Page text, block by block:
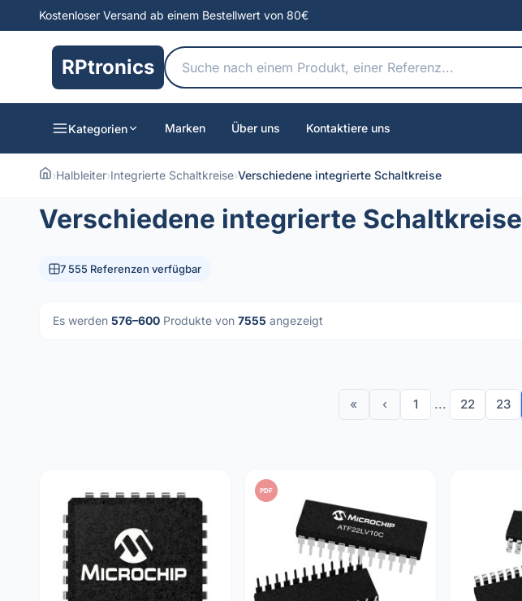
Kostenloser Versand ab einem Bestellwert von 80€
RPtronics
Kategorien Marken Über uns Kontaktiere uns
›Halbleiter›Integrierte Schaltkreise›Verschiedene integrierte Schaltkreise
Verschiedene integrierte Schaltkreise
7 555 Referenzen verfügbar
Es werden 576–600 Produkte von 7555 angezeigt
« ‹ 1 ... 22 23
PDF